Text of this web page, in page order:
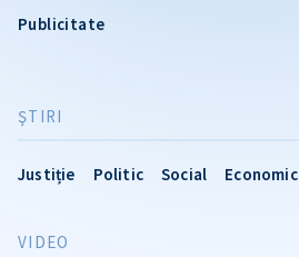
Publicitate
ŞTIRI
Justiție Politic Social Economic
VIDEO